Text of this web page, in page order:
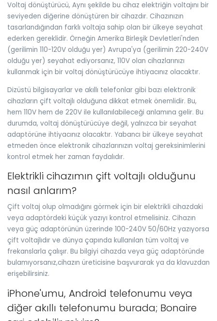
Voltaj dönüştürücü, Aynı şekilde bu cihaz elektriğin voltajını bir
seviyeden diğerine dönüştüren bir cihazdır. Cihazınızın
tasarlandığından farklı voltaja sahip olan bir ülkeye seyahat
ederken gereklidir. Örneğin Amerika Birleşik Devletleri'nden
(gerilimin 110-120V olduğu yer) Avrupa'ya (gerilimin 220-240V
olduğu yer) seyahat ediyorsanız, 110V olan cihazlarınızı
kullanmak için bir voltaj dönüştürücüye ihtiyacınız olacaktır.
Dizüstü bilgisayarlar ve akıllı telefonlar gibi bazı elektronik
cihazların çift voltajlı olduğuna dikkat etmek önemlidir. Bu,
hem 110V hem de 220V ile kullanılabileceği anlamına gelir. Bu
durumda, voltaj dönüştürücüye değil, yalnızca bir seyahat
adaptörüne ihtiyacınız olacaktır. Yabancı bir ülkeye seyahat
etmeden önce elektronik cihazlarınızın voltaj gereksinimlerini
kontrol etmek her zaman faydalıdır.
Elektrikli cihazımın çift voltajlı olduğunu
nasıl anlarım?
Çift voltaj olup olmadığını görmek için bir elektrikli cihazdaki
veya adaptördeki küçük yazıyı kontrol etmelisiniz. Cihazın
veya güç adaptörünün üzerinde 100-240V 50/60Hz yazıyorsa
çift voltajlıdır ve dünya çapında kullanılan tüm voltaj ve
frekanslarla çalışır. Bu bilgiyi cihazda veya güç adaptöründe
bulamıyorsanız,cihazın üreticisine başvurarak ya da klavuzdan
erişebilirsiniz.
iPhone'umu, Android telefonumu veya
diğer akıllı telefonumu burada; Bonaire